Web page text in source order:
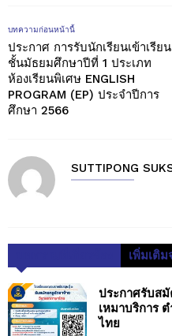
บทความก่อนหน้านี้
ประกาศ การรับนักเรียนเข้าเรียน
ชั้นมัธยมศึกษาปีที่ 1 ประเภท
ห้องเรียนพิเศษ ENGLISH
PROGRAM (EP) ประจำปีการ
ศึกษา 2566
SUTTIPONG
เพิ่มเติ
ประกาศรับสมั
เหมาบริการ
ไทย